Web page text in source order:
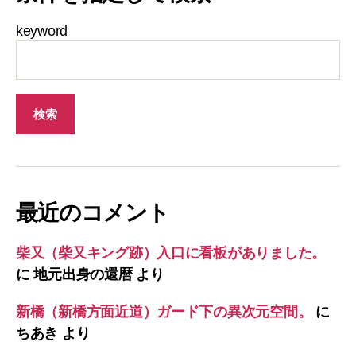
keyword
最近のコメント
柴又（柴又キング跡）入口に看板がありました。
に地元出身の還暦より
新橋（新橋方面近道）ガード下の異次元空間。
に
ちあき より